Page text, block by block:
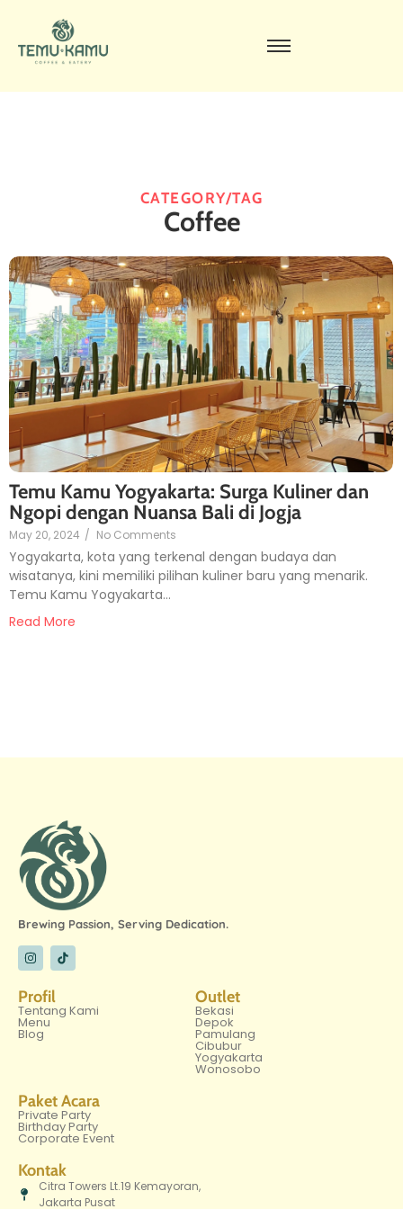
CATEGORY/TAG
Coffee
Temu Kamu Yogyakarta: Surga Kuliner dan
Ngopi dengan Nuansa Bali di Jogja
May 20, 2024 / No Comments
Yogyakarta, kota yang terkenal dengan budaya dan
wisatanya, kini memiliki pilihan kuliner baru yang menarik.
Temu Kamu Yogyakarta…
Read More
Brewing Passion, Serving Dedication.
Profil
Tentang Kami
Menu
Blog
Outlet
Bekasi
Depok
Pamulang
Cibubur
Yogyakarta
Wonosobo
Paket Acara
Private Party
Birthday Party
Corporate Event
Kontak
Citra Towers Lt.19 Kemayoran,
Jakarta Pusat